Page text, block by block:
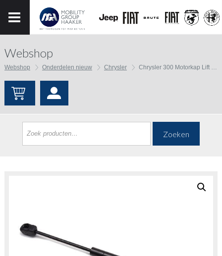
Webshop
Webshop Onderdelen nieuw Chrysler Chrysler 300 Motorkap Lift Support
Zoeken